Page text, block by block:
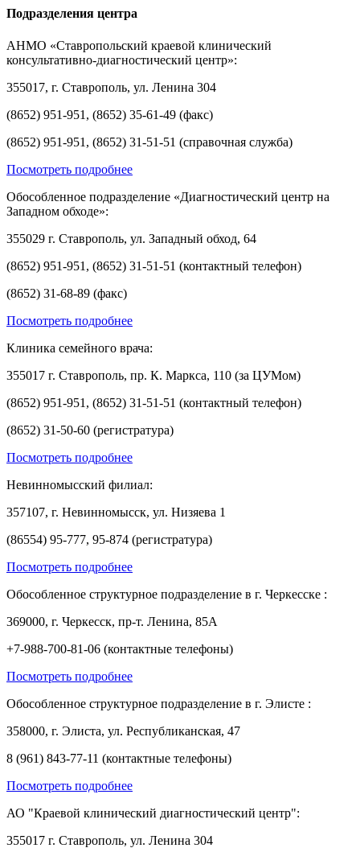
Подразделения центра
АНМО «Ставропольский краевой клинический
консультативно-диагностический центр»:
355017, г. Ставрополь, ул. Ленина 304
(8652) 951-951, (8652) 35-61-49 (факс)
(8652) 951-951, (8652) 31-51-51 (справочная служба)
Посмотреть подробнее
Обособленное подразделение «Диагностический центр на
Западном обходе»:
355029 г. Ставрополь, ул. Западный обход, 64
(8652) 951-951, (8652) 31-51-51 (контактный телефон)
(8652) 31-68-89 (факс)
Посмотреть подробнее
Клиника семейного врача:
355017 г. Ставрополь, пр. К. Маркса, 110 (за ЦУМом)
(8652) 951-951, (8652) 31-51-51 (контактный телефон)
(8652) 31-50-60 (регистратура)
Посмотреть подробнее
Невинномысский филиал:
357107, г. Невинномысск, ул. Низяева 1
(86554) 95-777, 95-874 (регистратура)
Посмотреть подробнее
Обособленное структурное подразделение в г. Черкесске :
369000, г. Черкесск, пр-т. Ленина, 85А
+7-988-700-81-06 (контактные телефоны)
Посмотреть подробнее
Обособленное структурное подразделение в г. Элисте :
358000, г. Элиста, ул. Республиканская, 47
8 (961) 843-77-11 (контактные телефоны)
Посмотреть подробнее
АО "Краевой клинический диагностический центр":
355017 г. Ставрополь, ул. Ленина 304